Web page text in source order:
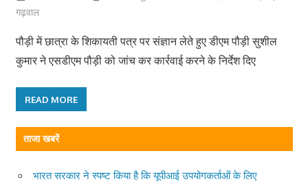
गढ़वाल
पौड़ी में छात्रा के शिकायती पत्र पर संज्ञान लेते हुए डीएम पौड़ी सुशील
कुमार ने एसडीएम पौड़ी को जांच कर कार्रवाई करने के निर्देश दिए
READ MORE
ताजा खबरें
भारत सरकार ने स्पष्ट किया है कि यूपीआई उपयोगकर्ताओं के लिए